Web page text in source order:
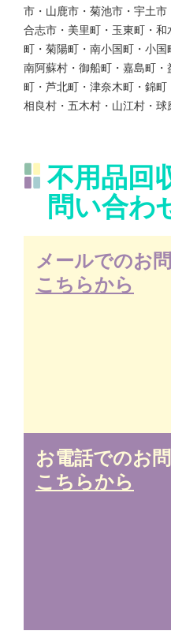
市・山鹿市・菊池市・宇土
合志市・美里町・玉東町・
町・菊陽町・南小国町・小
南阿蘇村・御船町・嘉島町
町・芦北町・津奈木町・錦
相良村・五木村・山江村・
不用品回
問い合わ
メールでのお
こちらから
お電話でのお
こちらから